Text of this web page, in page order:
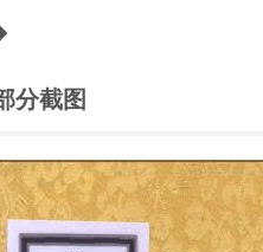
分截图